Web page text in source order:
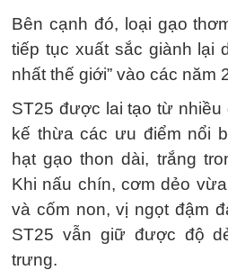
Bên cạnh đó, loại gạo
tiếp tục xuất sắc giành lại
nhất thế giới” vào các năm
ST25 được lai tạo từ nhiều
kế thừa các ưu điểm nổi
hạt gạo thon dài, trắng
Khi nấu chín, cơm dẻo
và cốm non, vị ngọt đậm
ST25 vẫn giữ được độ
trưng.